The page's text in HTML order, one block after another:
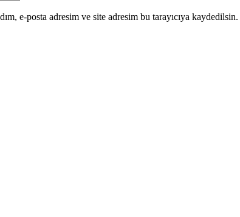
e-posta adresim ve site adresim bu tarayıcıya kaydedilsin.